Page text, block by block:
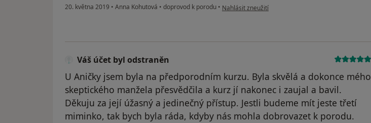
20. května 2019 • Anna Kohutová • doprovod k porodu • podle názoru uživatele Váš účet byl odstraněn
Nahlásit zneužití
Váš účet byl odstraněn
U Aničky jsem byla na předporodním kurzu. Byla skvělá a dokonce mého
skeptického manžela přesvědčila a kurz jí nakonec i zaujal a bavil.
Děkuju za její úžasný a jedinečný přístup. Jestli budeme mít jeste třetí
miminko, tak bych byla ráda, kdyby nás mohla dobrovazet k porodu.